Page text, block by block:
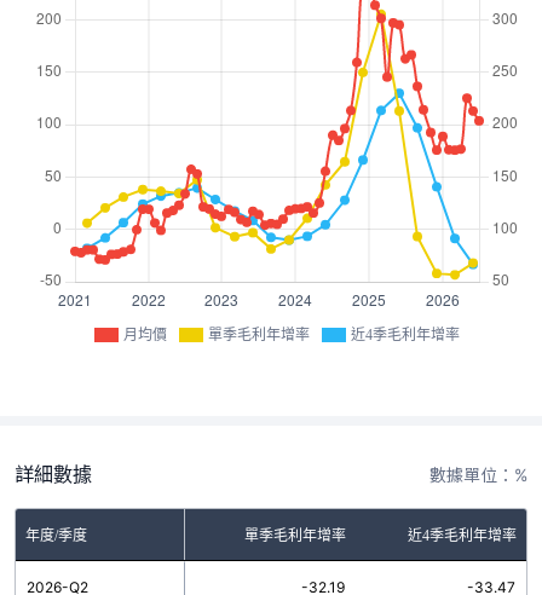
月均價 單季毛利年增率 近4季毛利年增率
詳細數據 數據單位：%
年度/季度 單季毛利年增率 近4季毛利年增率
2026-Q2 -32.19 -33.47